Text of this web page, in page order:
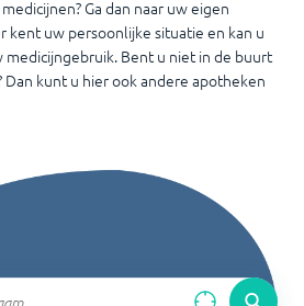
Ga dan naar uw eigen
kent uw persoonlijke situatie en kan u
Bent u niet in de buurt
kunt u hier ook andere apotheken